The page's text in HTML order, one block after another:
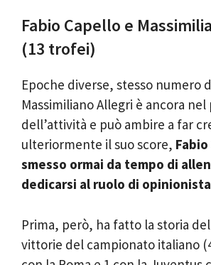
Fabio Capello e
(13 trofei)
Epoche diverse, stesso numero
Massimiliano Allegri è ancora nel
dell’attività e può ambire a far
ulteriormente il suo score,
smesso ormai da tempo di
dedicarsi al ruolo di
Prima, però, ha fatto la storia
vittorie del campionato italiano